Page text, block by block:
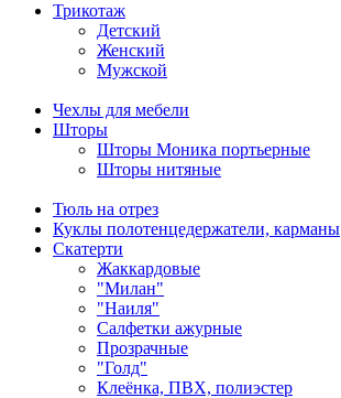
Трикотаж
Детский
Женский
Мужской
Чехлы для мебели
Шторы
Шторы Моника портьерные
Шторы нитяные
Тюль на отрез
Куклы полотенцедержатели, карманы
Скатерти
Жаккардовые
"Милан"
"Наиля"
Салфетки ажурные
Прозрачные
"Голд"
Клеёнка, ПВХ, полиэстер